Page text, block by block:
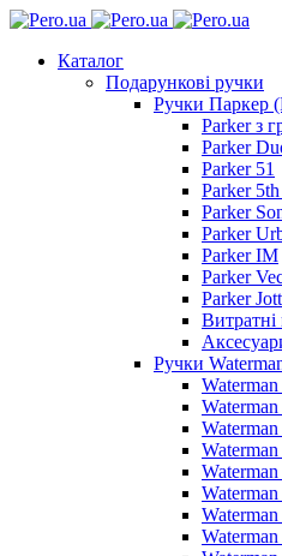
Каталог
Подарункові ручки
Ручки Паркер
Parker з
Parker
Parker 51
Parker
Parker
Parker
Parker IM
Parker
Parker
Витратні
Ручки